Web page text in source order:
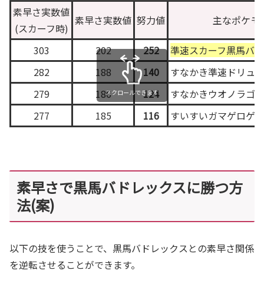
素早さ実数値
(スカーフ時)
素早さ実数値 努力値 主なポケモ
303 202 252
準速スカーフ黒馬バ
282
188 140
すなかき準速ドリュ
279
186 124
すなかきウオノラゴ
277
185 116 すいすいガマゲロゲ
スクロールできます
素早さで黒馬バドレックスに勝つ方
法(案)
以下の技を使うことで、黒馬バドレックスとの素早さ関係
を逆転させることができます。